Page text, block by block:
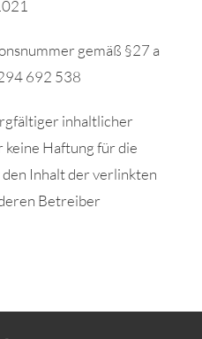
gemäß §27 a
692 538
inhaltlicher
Haftung für die
Inhalt der verlinkten
Betreiber